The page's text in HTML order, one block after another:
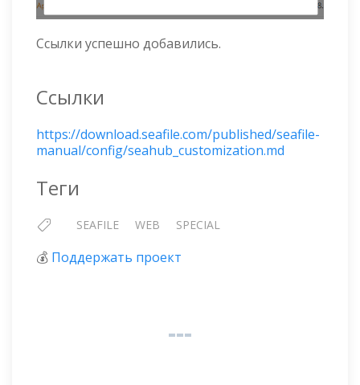
Ссылки успешно добавились.
Ссылки
https://download.seafile.com/published/seafile-
manual/config/seahub_customization.md
Теги
SEAFILE WEB SPECIAL
💰 Поддержать проект